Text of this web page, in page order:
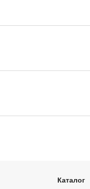
Каталог